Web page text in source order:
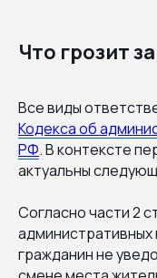
Что грозит
Все виды
Кодекса об
РФ. В контексте
актуальны
Согласно части 2
гражданин не